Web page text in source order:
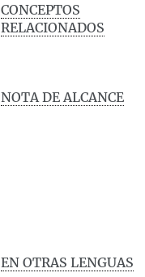
CONCEPTOS
RELACIONADOS
NOTA DE ALCANCE
EN OTRAS LENGUAS